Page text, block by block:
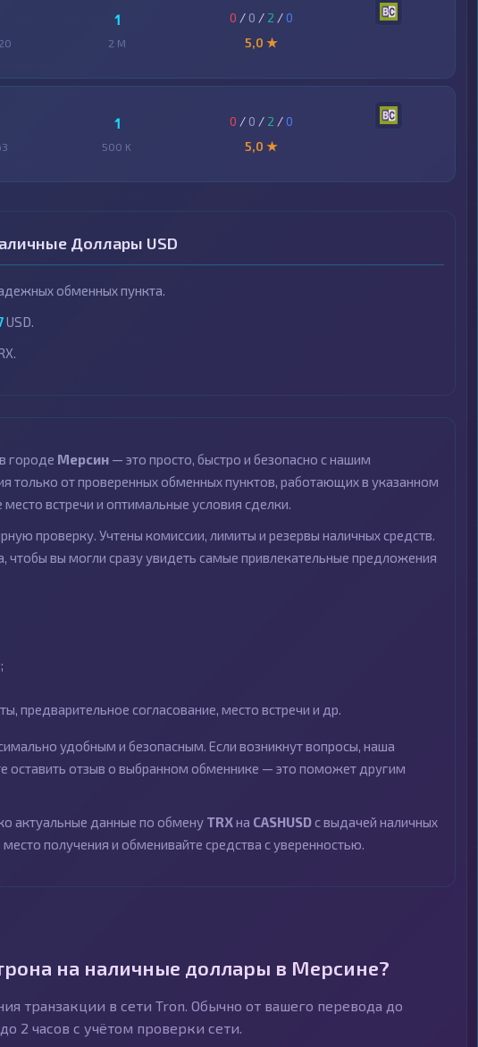
1
2 M
0 / 0 / 2 /0
5,0 ★
1
500 K
0 / 0 / 2 /0
5,0 ★
Доллары USD
обменных пункта.
USD.
городе Мерсин — это просто, быстро и безопасно с нашим
от проверенных обменных пунктов, работающих в указанном
встречи и оптимальные условия сделки.
проверку. Учтены комиссии, лимиты и резервы наличных средств.
вы могли сразу увидеть самые привлекательные предложения
согласование, место встречи и др.
удобным и безопасным. Если возникнут вопросы, наша
оставить отзыв о выбранном обменнике — это поможет другим
актуальные данные по обмену TRXна CASHUSDс выдачей наличных
получения и обменивайте средства с уверенностью.
на наличные доллары в Мерсине?
транзакции в сети Tron. Обычно от вашего перевода до
2 часов с учётом проверки сети.